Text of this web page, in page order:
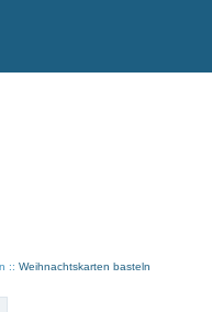
Weihnachtskarten basteln